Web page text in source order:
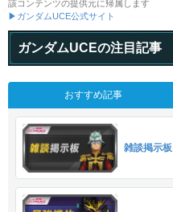
該コンテンツの提供元に帰属します
▶ガンダムUCE公式サイト
ガンダムUCEの注目記事
おすすめ記事
雑談掲示板